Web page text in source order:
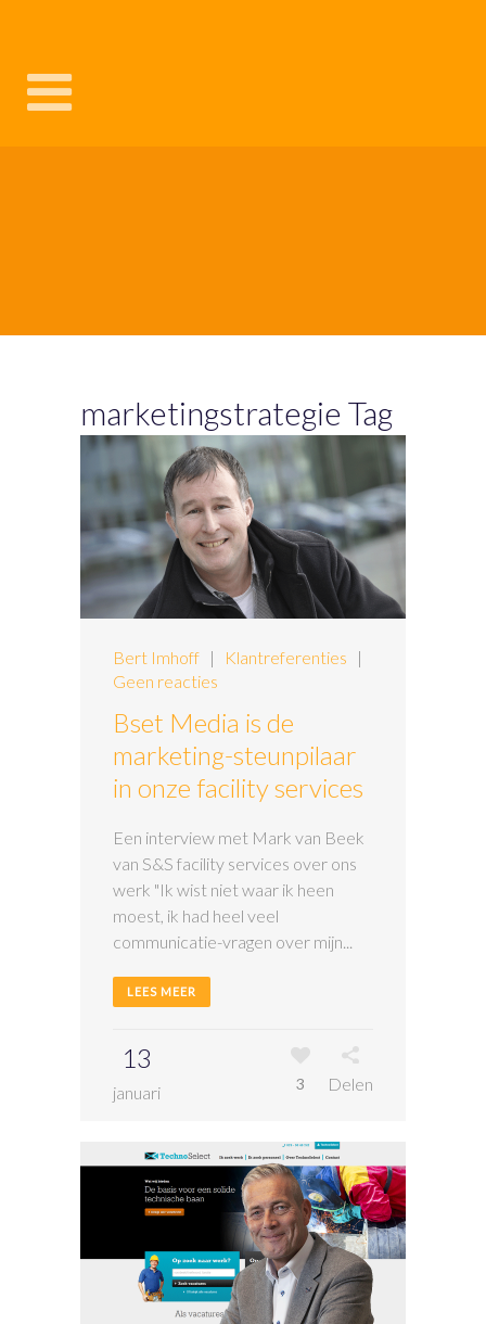
marketingstrategie Tag
Bert Imhoff | Klantreferenties |
Geen reacties
Bset Media is de
marketing-steunpilaar
in onze facility services
Een interview met Mark van Beek
van S&S facility services over ons
werk "Ik wist niet waar ik heen
moest, ik had heel veel
communicatie-vragen over mijn...
LEES MEER
13
januari 3 Delen